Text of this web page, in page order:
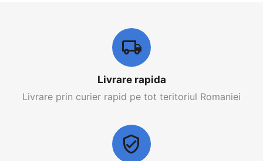
Livrare rapida
Livrare prin curier rapid pe tot teritoriul Romaniei